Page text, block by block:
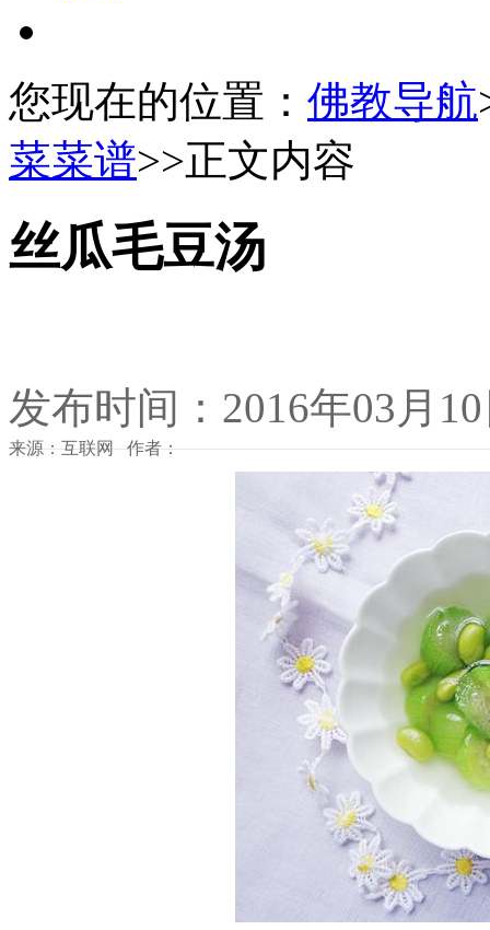
您现在的位置： 佛教导航
菜菜谱>>正文内容
丝瓜毛豆汤
发布时间：2016年03月
来源：互联网 作者：